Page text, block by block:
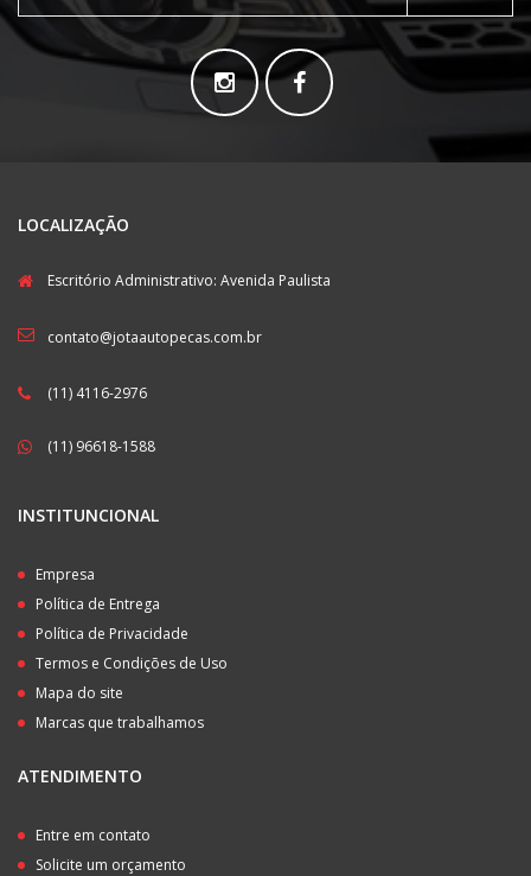
LOCALIZAÇÃO
Escritório Administrativo: Avenida Paulista
contato@jotaautopecas.com.br
(11) 4116-2976
(11) 96618-1588
INSTITUNCIONAL
Empresa
Política de Entrega
Política de Privacidade
Termos e Condições de Uso
Mapa do site
Marcas que trabalhamos
ATENDIMENTO
Entre em contato
Solicite um orçamento